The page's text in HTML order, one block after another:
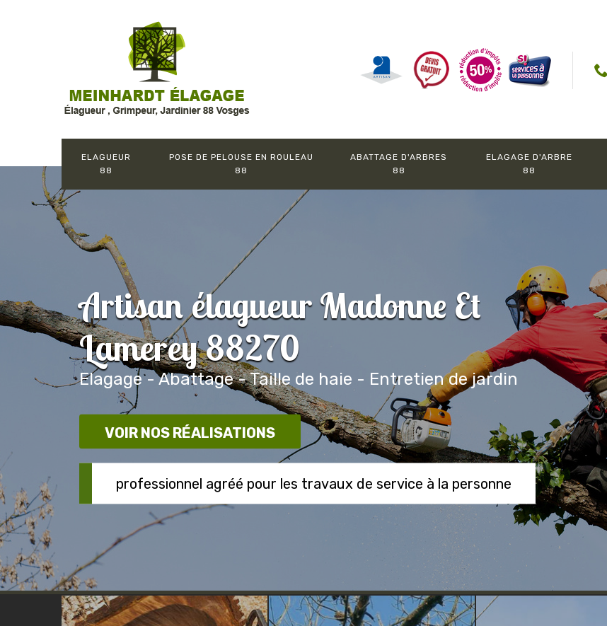
ELAGUEUR
88
POSE DE PELOUSE EN ROULEAU
88
ABATTAGE D'ARBRES
88
ELAGAGE D'ARBRE
88
Artisan élagueur Madonne Et
Lamerey 88270
Elagage - Abattage - Taille de haie - Entretien de jardin
VOIR NOS RÉALISATIONS
professionnel agréé pour les travaux de service à la personne